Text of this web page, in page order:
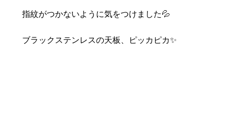
指紋がつかないように気をつけました💦
ブラックステンレスの天板、ピッカピカ✨